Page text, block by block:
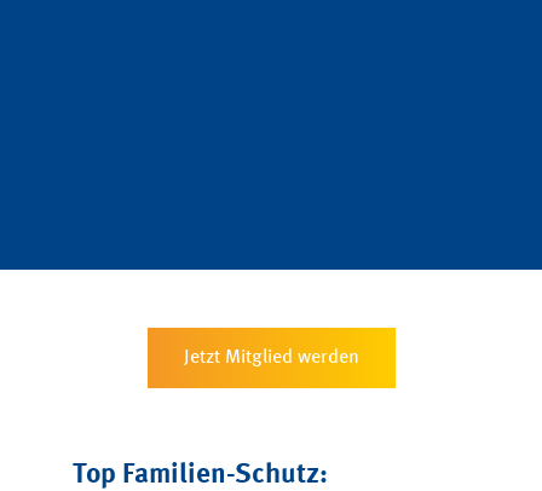
Jetzt Mitglied werden
Top Familien-Schutz: